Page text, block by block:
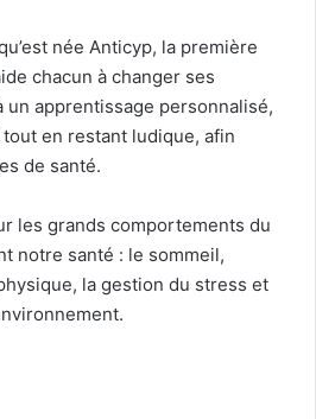
née Anticyp, la première
chacun à changer ses
apprentissage personnalisé,
en restant ludique, afin
de santé.
les grands comportements du
notre santé : le sommeil,
la gestion du stress et